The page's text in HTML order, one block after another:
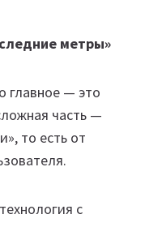
метры»
главное — это
часть —
то есть от
с